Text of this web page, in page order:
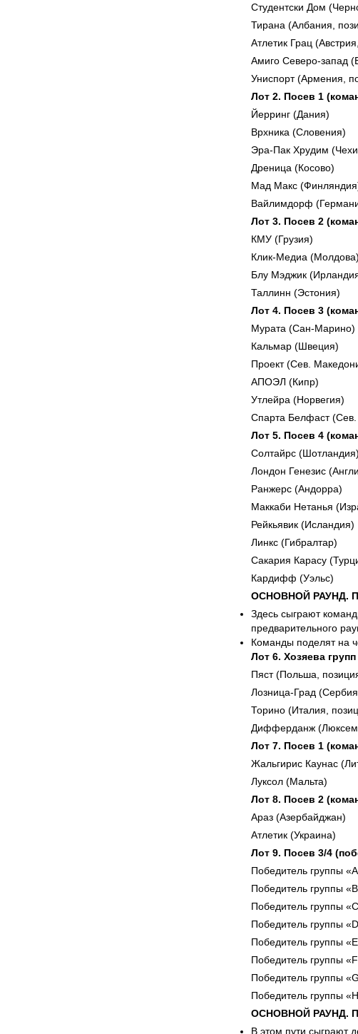
Студентски Дом
Тирана (Албания,
Атлетик Грац
Амиго Северо-запад
Униспорт (Армения,
Лот 2. Посев 1
Йерринг (Дания)
Врхника (Словения)
Эра-Пак Хрудим
Дреница (Косово)
Мад Макс
Вайлимдорф
Лот 3. Посев 2
КМУ (Грузия)
Клик-Медиа (Молдова)
Блу Мэджик
Таллинн (Эстония)
Лот 4. Посев 3
Мурата (Сан-Марино)
Кальмар (Швеция)
Проект (Сев.
АПОЭЛ (Кипр)
Утлейра (Норвегия)
Спарта Белфаст
Лот 5. Посев 4
Солтайрс (Шотландия)
Лондон Генезис
Ранжерс (Андорра)
Маккаби Нетанья
Рейкьявик (Исландия)
Линкс (Гибралтар)
Сакария Карасу
Кардифф (Уэльс)
ОСНОВНОЙ РАУНД.
Здесь сыграют
предварительного
Команды поделят на
Лот 6. Хозяева
Пяст (Польша,
Лозница-Град
Торино (Италия,
Дифферданж
Лот 7. Посев 1
Жальгирис Каунас
Луксол (Мальта)
Лот 8. Посев 2
Араз (Азербайджан)
Атлетик (Украина)
Лот 9. Посев 3/4
Победитель группы
Победитель группы
Победитель группы
Победитель группы
Победитель группы
Победитель группы
Победитель группы
Победитель группы
ОСНОВНОЙ РАУНД.
В этом пути сыграют